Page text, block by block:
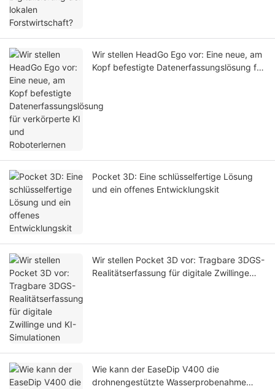
Wir stellen HeadGo Ego vor: Eine neue, am
Kopf befestigte Datenerfassungslösung für
Pocket 3D: Eine schlüsselfertige Lösung
und ein offenes Entwicklungskit
Wir stellen Pocket 3D vor: Tragbare 3DGS-
Realitätserfassung für digitale Zwillinge
Wie kann der EaseDip V400 die
drohnengestützte Wasserprobenahme